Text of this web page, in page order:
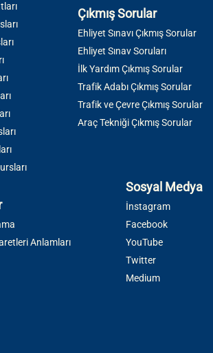
Çıkmış Sorular
Ehliyet Sınavı Çıkmış Sorular
Ehliyet Sınav Soruları
İlk Yardım Çıkmış Sorular
Trafik Adabı Çıkmış Sorular
Trafik ve Çevre Çıkmış Sorular
Araç Tekniği Çıkmış Sorular
Anlamları
Sosyal Medya
İnstagram
Facebook
YouTube
Twitter
Medium